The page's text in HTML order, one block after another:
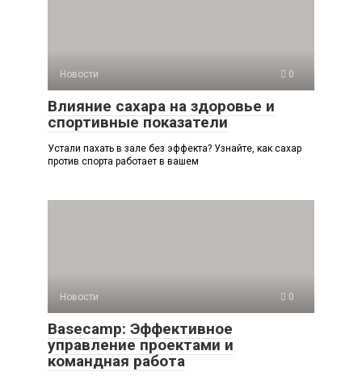
Новости 0
Влияние сахара на здоровье и
спортивные показатели
Устали пахать в зале без эффекта? Узнайте, как сахар
против спорта работает в вашем
Новости 0
Basecamp: Эффективное
управление проектами и
командная работа